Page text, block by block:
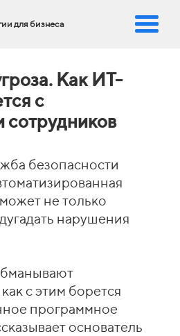
для бизнеса
Как ИТ-
с
безопасности
не только
нарушения
с этим борется
программное
основатель